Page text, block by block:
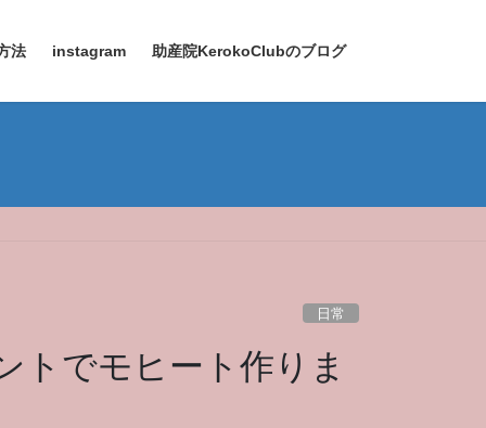
法 instagram 助産院KerokoClubのブログ
日常
トでモヒート作りま